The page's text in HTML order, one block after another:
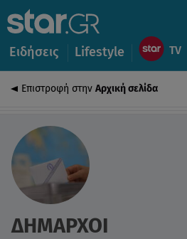
Ειδήσεις Lifestyle
Επιστροφή στην Αρχική σελίδα
ΔΗΜΑΡΧΟΙ